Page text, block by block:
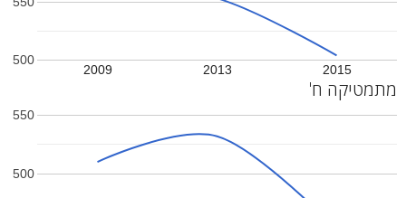
2009 2013 2015
500
מתמטיקה ח'
500
550